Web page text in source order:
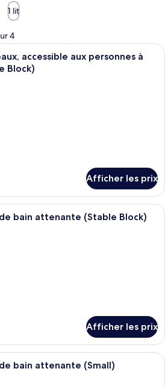
1 lit
4
Chambre avec lits jumeaux,
accessible aux personnes à
Block)
Afficher les prix
Chambre double, salle de bain
bain attenante (Stable Block)
Afficher les prix
Chambre double, salle de bain
bain attenante (Small)